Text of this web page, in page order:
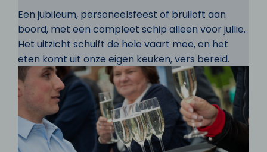
Een jubileum, personeelsfeest of bruiloft aan
boord, met een compleet schip alleen voor jullie.
Het uitzicht schuift de hele vaart mee, en het
eten komt uit onze eigen keuken, vers bereid.